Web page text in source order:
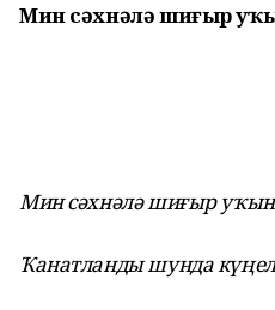
Мин сәхнәлә шиғыр
Мин сәхнәлә шиғыр
Ҡанатланды шунда